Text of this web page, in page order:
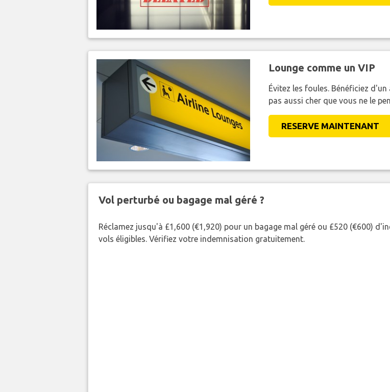
Lounge comme un VIP
Évitez les foules. Bénéficiez
pas aussi cher que vous ne le
RESERVE MAINTENANT
Vol perturbé ou bagage mal géré ?
Réclamez jusqu'à £1,600 (€1,920) pour un bagage mal géré ou £520 (€600)
vols éligibles. Vérifiez votre indemnisation gratuitement.